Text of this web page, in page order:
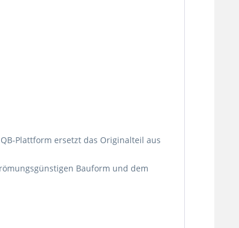
Plattform ersetzt das Originalteil aus
Bauform und dem